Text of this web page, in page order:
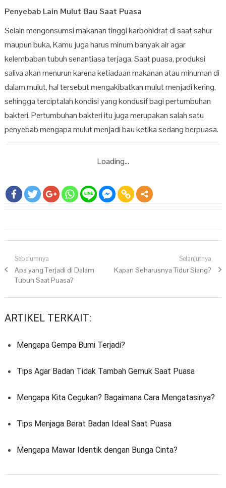
Penyebab Lain Mulut Bau Saat Puasa
Selain mengonsumsi makanan tinggi karbohidrat di saat sahur
maupun buka, Kamu juga harus minum banyak air agar
kelembaban tubuh senantiasa terjaga. Saat puasa, produksi
saliva akan menurun karena ketiadaan makanan atau minuman di
dalam mulut, hal tersebut mengakibatkan mulut menjadi kering,
sehingga terciptalah kondisi yang kondusif bagi pertumbuhan
bakteri. Pertumbuhan bakteri itu juga merupakan salah satu
penyebab mengapa mulut menjadi bau ketika sedang berpuasa.
Loading...
Navigasi pos
Sebelumnya
Previous post:
Apa yang Terjadi di Dalam
Tubuh Saat Puasa?
Selanjutnya
Next post:
Kapan Seharusnya Tidur Siang?
ARTIKEL TERKAIT:
Mengapa Gempa Bumi Terjadi?
Tips Agar Badan Tidak Tambah Gemuk Saat Puasa
Mengapa Kita Cegukan? Bagaimana Cara Mengatasinya?
Tips Menjaga Berat Badan Ideal Saat Puasa
Mengapa Mawar Identik dengan Bunga Cinta?